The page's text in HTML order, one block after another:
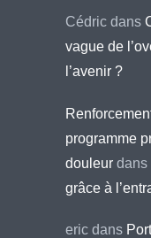
Cédric dans
vague de
l’avenir ?
programme
douleur dans
grâce à
eric dans